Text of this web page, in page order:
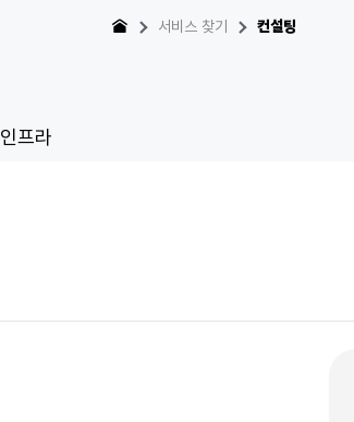
서비스 찾기 컨설팅
인프라